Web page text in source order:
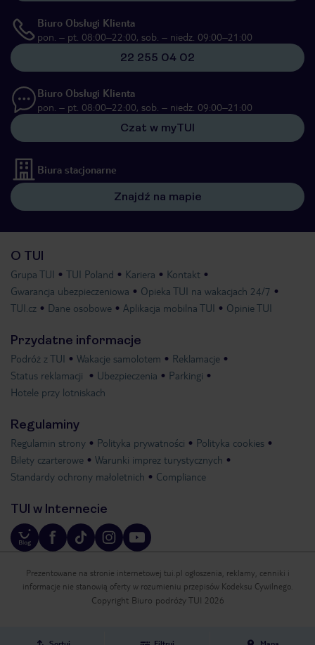
Biuro Obsługi Klienta
pon. – pt. 08:00–22:00, sob. – niedz. 09:00–21:00
22 255 04 02
Biuro Obsługi Klienta
pon. – pt. 08:00–22:00, sob. – niedz. 09:00–21:00
Czat w myTUI
Biura stacjonarne
Znajdź na mapie
O TUI
Grupa TUI TUI Poland Kariera
Kontakt
Gwarancja ubezpieczeniowa
Opieka TUI na wakacjach 24/7
TUI.cz
Dane osobowe Aplikacja mobilna TUI Opinie TUI
Przydatne informacje
Podróż z TUI Wakacje samolotem
Reklamacje
Status reklamacji
Ubezpieczenia
Parkingi
Hotele przy lotniskach
Regulaminy
Regulamin strony Polityka prywatności
Polityka cookies
Bilety czarterowe
Warunki imprez turystycznych
Standardy ochrony małoletnich
Compliance
TUI w Internecie
Prezentowane na stronie internetowej tui.pl ogłoszenia, reklamy, cenniki i
informacje nie stanowią oferty w rozumieniu przepisów Kodeksu Cywilnego.
Copyright Biuro podróży TUI 2026